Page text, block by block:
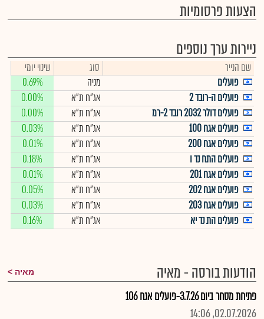
הצעות פרסומיות
ניירות ערך נוספים
שם הנייר סוג
שינוי יומי
פועלים
מניה
0.69%
פועלים ה-רובד 2
אג"ח ת"א
0.00%
פועלים דולר 2032 רובד 2-רמ
אג"ח ת"א
0.00%
פועלים אגח 100
אג"ח ת"א
0.03%
פועלים אגח 200
אג"ח ת"א
0.01%
פועלים התח נד ו
אג"ח ת"א
0.18%
פועלים אגח 201
אג"ח ת"א
0.01%
פועלים אגח 202
אג"ח ת"א
0.05%
פועלים אגח 203
אג"ח ת"א
0.03%
פועלים הת נד יא
אג"ח ת"א 0.16%
הודעות בורסה - מאיה מאיה
פתיחת מסחר ביום 3.7.26-פועלים אגח 106
02.07.2026, 14:06